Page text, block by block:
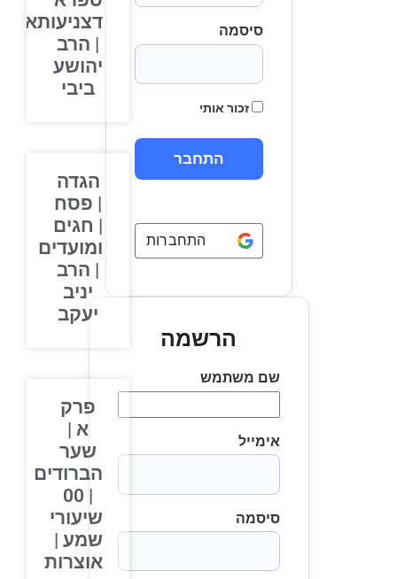
סיסמה
זכור אותי
התחברות באמצעותGoogle
הרשמה
שם משתמש
אימייל
סיסמה
דצניעותא
| הרב
יהושע
ביבי
הגדה
| פסח
| חגים
ומועדים
| הרב
יניב
יעקב
פרק
א |
שער
הברודים
| 00
שיעורי
שמע |
אוצרות